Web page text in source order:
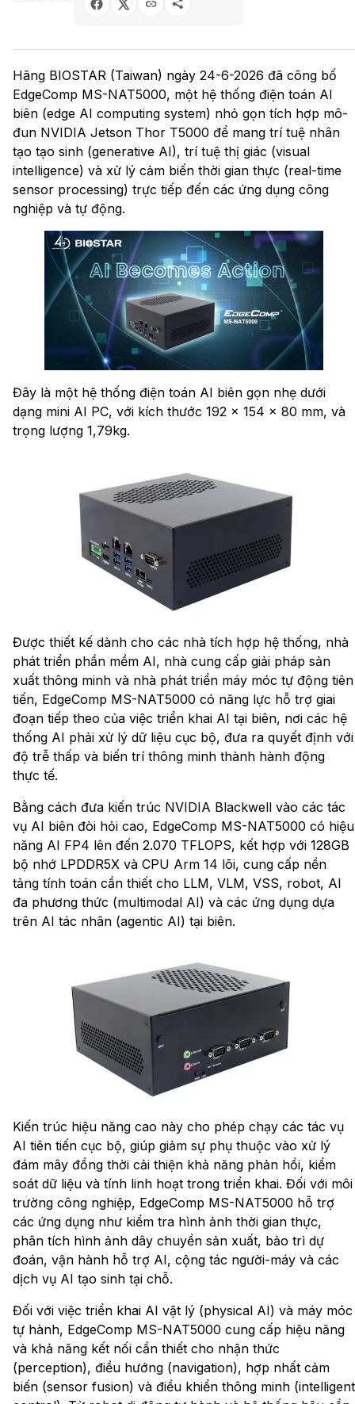
Hãng BIOSTAR (Taiwan) ngày 24-6-2026 đã công bố
EdgeComp MS-NAT5000, một hệ thống điện toán AI
biên (edge AI computing system) nhỏ gọn tích hợp mô-
đun NVIDIA Jetson Thor T5000 để mang trí tuệ nhân
tạo tạo sinh (generative AI), trí tuệ thị giác (visual
intelligence) và xử lý cảm biến thời gian thực (real-time
sensor processing) trực tiếp đến các ứng dụng công
nghiệp và tự động.
Đây là một hệ thống điện toán AI biên gọn nhẹ dưới
dạng mini AI PC, với kích thước 192 x 154 x 80 mm, và
trọng lượng 1,79kg.
Được thiết kế dành cho các nhà tích hợp hệ thống, nhà
phát triển phần mềm AI, nhà cung cấp giải pháp sản
xuất thông minh và nhà phát triển máy móc tự động tiên
tiến, EdgeComp MS-NAT5000 có năng lực hỗ trợ giai
đoạn tiếp theo của việc triển khai AI tại biên, nơi các hệ
thống AI phải xử lý dữ liệu cục bộ, đưa ra quyết định với
độ trễ thấp và biến trí thông minh thành hành động
thực tế.
Bằng cách đưa kiến ​​trúc NVIDIA Blackwell vào các tác
vụ AI biên đòi hỏi cao, EdgeComp MS-NAT5000 có hiệu
năng AI FP4 lên đến 2.070 TFLOPS, kết hợp với 128GB
bộ nhớ LPDDR5X và CPU Arm 14 lõi, cung cấp nền
tảng tính toán cần thiết cho LLM, VLM, VSS, robot, AI
đa phương thức (multimodal AI) và các ứng dụng dựa
trên AI tác nhân (agentic AI) tại biên.
Kiến trúc hiệu năng cao này cho phép chạy các tác vụ
AI tiên tiến cục bộ, giúp giảm sự phụ thuộc vào xử lý
đám mây đồng thời cải thiện khả năng phản hồi, kiểm
soát dữ liệu và tính linh hoạt trong triển khai. Đối với môi
trường công nghiệp, EdgeComp MS-NAT5000 hỗ trợ
các ứng dụng như kiểm tra hình ảnh thời gian thực,
phân tích hình ảnh dây chuyền sản xuất, bảo trì dự
đoán, vận hành hỗ trợ AI, cộng tác người-máy và các
dịch vụ AI tạo sinh tại chỗ.
Đối với việc triển khai AI vật lý (physical AI) và máy móc
tự hành, EdgeComp MS-NAT5000 cung cấp hiệu năng
và khả năng kết nối cần thiết cho nhận thức
(perception), điều hướng (navigation), hợp nhất cảm
biến (sensor fusion) và điều khiển thông minh (intelligent